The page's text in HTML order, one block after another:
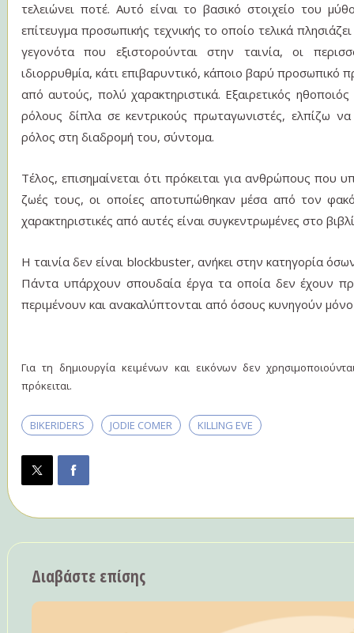
τελειώνει ποτέ. Αυτό είναι το βασικό στοιχείο του
επίτευγμα προσωπικής τεχνικής το οποίο τελικά
γεγονότα που εξιστορούνται στην ταινία, οι
ιδιορρυθμία, κάτι επιβαρυντικό, κάποιο βαρύ προσωπικό
από αυτούς, πολύ χαρακτηριστικά. Εξαιρετικός
ρόλους δίπλα σε κεντρικούς πρωταγωνιστές, ελπίζω
ρόλος στη διαδρομή του, σύντομα.
Τέλος, επισημαίνεται ότι πρόκειται για ανθρώπους που
ζωές τους, οι οποίες αποτυπώθηκαν μέσα από τον
χαρακτηριστικές από αυτές είναι συγκεντρωμένες στο
Η ταινία δεν είναι blockbuster, ανήκει στην κατηγορία
Πάντα υπάρχουν σπουδαία έργα τα οποία δεν έχουν
περιμένουν και ανακαλύπτονται από όσους κυνηγούν
Για τη δημιουργία κειμένων και εικόνων δεν
πρόκειται.
BIKERIDERS JODIE COMER KILLING EVE
Διαβάστε επίσης